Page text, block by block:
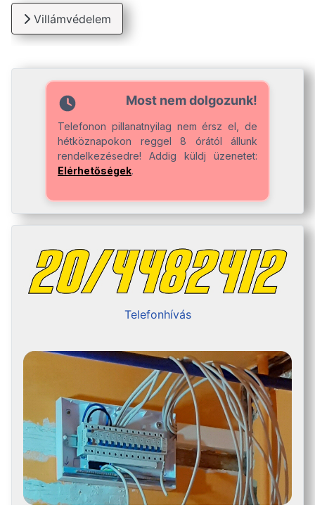
Villámvédelem
Most nem dolgozunk!
Telefonon pillanatnyilag nem érsz el, de
hétköznapokon reggel 8 órától állunk
rendelkezésedre! Addig küldj üzenetet:
Elérhetőségek.
Telefonhívás